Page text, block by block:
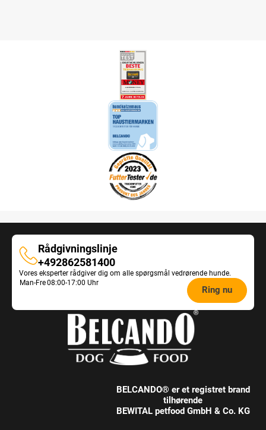
Rådgivningslinje
Rådgivningslinje
+492862581400
Vores eksperter rådgiver dig om alle spørgsmål vedrørende hunde.
Opening
Man-Fre08:00-17:00 Uhr
Ring nu
BELCANDO® er et registret brand
tilhørende
BEWITAL petfood GmbH & Co. KG